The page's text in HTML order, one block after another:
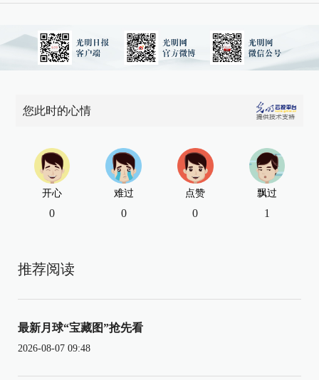
您此时的心情
开心
0
难过
0
点赞
0
飘过
1
推荐阅读
最新月球“宝藏图”抢先看
2026-08-07 09:48